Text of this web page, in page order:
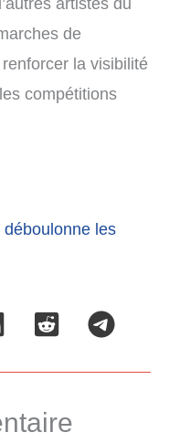
de
la visibilité
compétitions
les